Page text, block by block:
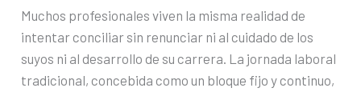
Muchos profesionales viven la misma realidad de
intentar conciliar sin renunciar ni al cuidado de los
suyos ni al desarrollo de su carrera. La jornada laboral
tradicional, concebida como un bloque fijo y continuo,